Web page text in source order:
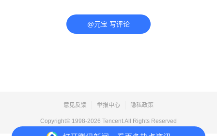
@元宝 写评论
意见反馈 举报中心 隐私政策
Copyright© 1998-2026 Tencent.All Rights Reserved